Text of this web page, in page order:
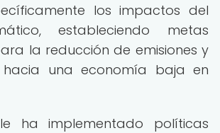
los impactos del
estableciendo metas
la reducción de emisiones y
hacia una economía baja en
ha implementado políticas